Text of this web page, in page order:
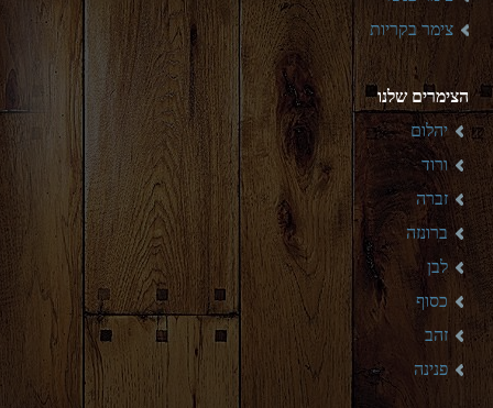
צימר בקריות
הצימרים שלנו
יהלום
ורוד
זברה
ברונזה
לבן
כסוף
זהב
פנינה